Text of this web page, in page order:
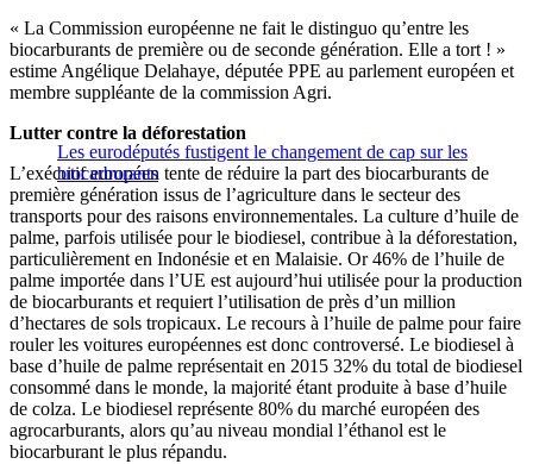
« La Commission européenne ne fait le distinguo qu’entre les
biocarburants de première ou de seconde génération. Elle a tort ! »
estime Angélique Delahaye, députée PPE au parlement européen et
membre suppléante de la commission Agri.
Les eurodéputés fustigent le changement de cap sur les
biocarburants
Lutter contre la déforestation
L’exécutif européen tente de réduire la part des biocarburants de
première génération issus de l’agriculture dans le secteur des
transports pour des raisons environnementales. La culture d’huile de
palme, parfois utilisée pour le biodiesel, contribue à la déforestation,
particulièrement en Indonésie et en Malaisie. Or46% de l’huile de
palme importée dans l’UE est aujourd’hui utilisée pour la production
de biocarburants et requiert l’utilisation de près d’un million
d’hectares de sols tropicaux. Le recours à l’huile de palme pour faire
rouler les voitures européennes est donc controversé. Le biodiesel à
base d’huile de palme représentait en 2015 32% du total de biodiesel
consommé dans le monde, la majorité étant produite à base d’huile
de colza. Le biodiesel représente 80% du marché européen des
agrocarburants, alors qu’au niveau mondial l’éthanol est le
biocarburant le plus répandu.